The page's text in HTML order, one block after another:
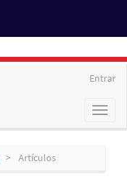
Entrar
Toggle
Artículos